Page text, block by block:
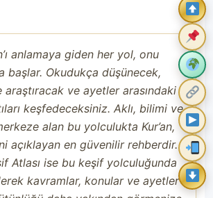
anlamaya giden her yol, onu
başlar. Okudukça düşünecek,
araştıracak ve ayetler arasındaki
keşfedeceksiniz. Aklı, bilimi ve
alan bu yolculukta Kur’an,
açıklayan en güvenilir rehberdir.
Atlası ise bu keşif yolculuğunda
kavramlar, konular ve ayetler